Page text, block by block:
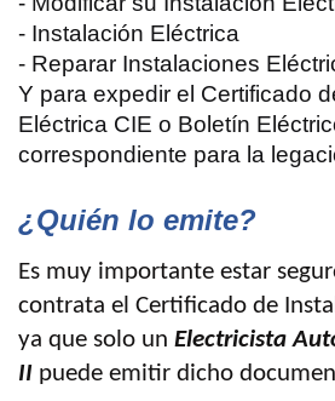
- Instalación Eléctrica
- Reparar Instalaciones
Y para expedir el Certificado
Eléctrica CIE o Boletín
correspondiente para la
¿Quién lo emite?
Es muy importante estar
contrata el Certificado de
ya que solo un Electricista
II puede emitir dicho